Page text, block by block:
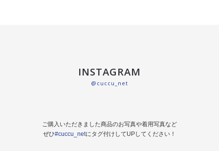
INSTAGRAM
@cuccu_net
ご購入いただきました商品のお写真や着用写真など
ぜひ#cuccu_netにタグ付けしてUPしてください！